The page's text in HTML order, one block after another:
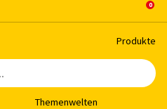
Pro­duk­te
The­men­wel­ten